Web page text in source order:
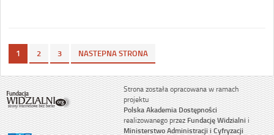
1 2 3 NASTEPNA STRONA
Strona została opracowana w ramach
projektu
Polska Akademia Dostępności
realizowanego przezFundację Widzialnii
Ministerstwo Administracji i Cyfryzacji